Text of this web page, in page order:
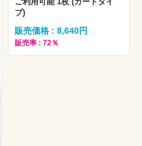
プ)
販売価格 : 8,640円
販売率 : 72％